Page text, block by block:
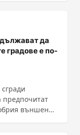
да
градове е по-
предпочитат
външен